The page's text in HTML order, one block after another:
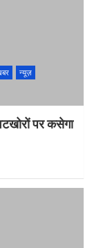
न्यूज़
पर कसेगा